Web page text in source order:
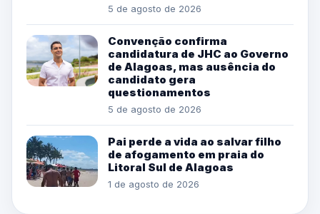
5 de agosto de 2026
Convenção confirma
candidatura de JHC ao Governo
de Alagoas, mas ausência do
candidato gera
questionamentos
5 de agosto de 2026
Pai perde a vida ao salvar filho
de afogamento em praia do
Litoral Sul de Alagoas
1 de agosto de 2026